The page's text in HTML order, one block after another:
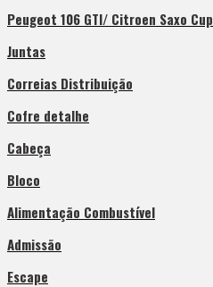
Peugeot 106 GTI/ Citroen Saxo Cup
Juntas
Correias Distribuição
Cofre detalhe
Cabeça
Bloco
Alimentação Combustível
Admissão
Escape